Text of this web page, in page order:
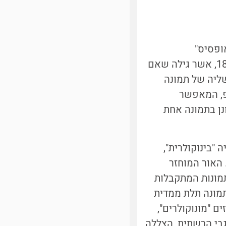
(Stereopsis). המונח נטבע על ידי המדען האנגלי צ'ארלס וויטסטון בשנת 1838, אשר גילה שאם
של תמונה
המאפשר
בתמונה אחת
"בינוקולרית",
ס"מ אחת מהשנייה. האור המוחזר
המתקבלות
תלת ממדית
"מונוקולרים",